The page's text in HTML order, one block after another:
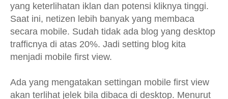
yang keterlihatan iklan dan potensi kliknya tinggi.
Saat ini, netizen lebih banyak yang membaca
secara mobile. Sudah tidak ada blog yang desktop
trafficnya di atas 20%. Jadi setting blog kita
menjadi mobile first view.
Ada yang mengatakan settingan mobile first view
akan terlihat jelek bila dibaca di desktop. Menurut